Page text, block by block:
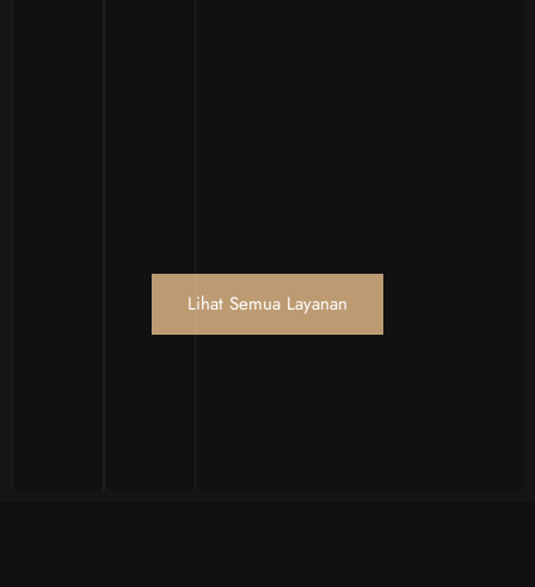
Lihat Semua Layanan